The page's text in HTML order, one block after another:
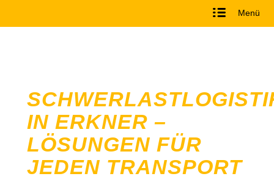
Menü
IN ERKNER –
LÖSUNGEN FÜR
JEDEN TRANSPORT